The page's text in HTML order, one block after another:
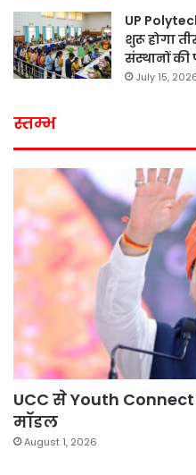
UP
शुरू होगा
संस्थानों की
July 15,
स्तम्भ
UCC से Youth
मॉडल
August 1, 2026